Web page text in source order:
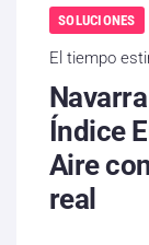
SOLUCIONES
El tiempo
Índice
Aire
real